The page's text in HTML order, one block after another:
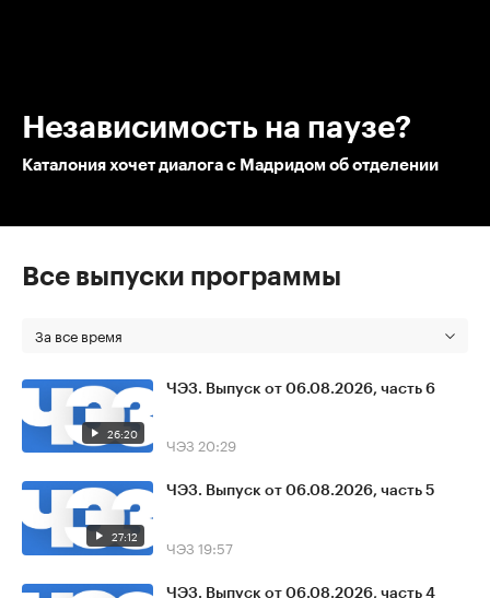
Независимость на паузе?
Каталония хочет диалога с Мадридом об отделении
Все выпуски программы
За все время
26:20
ЧЭЗ. Выпуск от 06.08.2026, часть 6
ЧЭЗ 20:29
27:12
ЧЭЗ. Выпуск от 06.08.2026, часть 5
ЧЭЗ 19:57
ЧЭЗ. Выпуск от 06.08.2026, часть 4